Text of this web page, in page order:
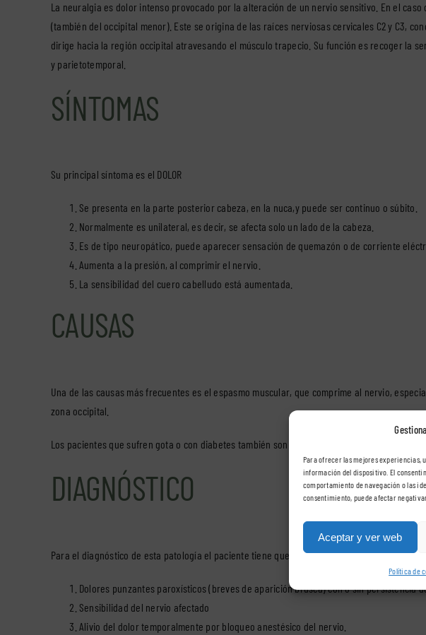
Para ofrecer las mejores experiencias,
información del dispositivo. El
comportamiento de navegación o las
consentimiento, puede afectar
Aceptar y ver web
Política de
La neuralgia es dolor intenso provocado por la alteración de un nervio sensitivo. En el
(también del occipital menor). Este se origina de las raíces nerviosas cervicales C2 y C3,
dirige hacia la región occipital atravesando el músculo trapecio. Su función es recoger la
y parietotemporal.
SÍNTOMAS
Su principal síntoma es el DOLOR
Se presenta en la parte posterior cabeza, en la nuca,y puede ser continuo o súbito.
Normalmente es unilateral, es decir, se afecta solo un lado de la cabeza.
Es de tipo neuropático, puede aparecer sensación de quemazón o de corriente
Aumenta a la presión, al comprimir el nervio.
La sensibilidad del cuero cabelludo está aumentada.
CAUSAS
Una de las causas más frecuentes es el espasmo muscular, que comprime al nervio,
zona occipital.
Los pacientes que sufren gota o con diabetes también son más propensos a padecerla.
DIAGNÓSTICO
Para el diagnóstico de esta patología el paciente tiene que cumplir los siguientes criterios
Dolores punzantes paroxísticos (breves de aparición brusca) con o sin persistencia
Sensibilidad del nervio afectado
Alivio del dolor temporalmente por bloqueo anestésico del nervio.